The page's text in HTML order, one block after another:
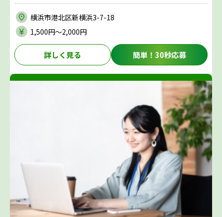
横浜市港北区新横浜3-7-18
1,500円〜2,000円
詳しく見る 簡単！30秒応募